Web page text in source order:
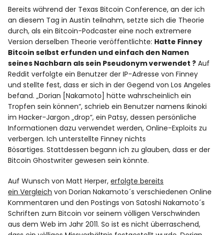
Bereits während der Texas Bitcoin Conference, an der ich
an diesem Tag in Austin teilnahm, setzte sich die Theorie
durch, als ein Bitcoin-Podcaster eine noch extremere
Version derselben Theorie veröffentlichte: Hatte Finney
Bitcoin selbst erfunden und einfach den Namen
seines Nachbarn als sein Pseudonym verwendet ? Auf
Reddit verfolgte ein Benutzer der IP-Adresse von Finney
und stellte fest, dass er sich in der Gegend von Los Angeles
befand. „Dorian [Nakamoto] hätte wahrscheinlich ein
Tropfen sein können“, schrieb ein Benutzer namens Ikinoki
im Hacker-Jargon „drop“, ein Patsy, dessen persönliche
Informationen dazu verwendet werden, Online-Exploits zu
verbergen. Ich unterstellte Finney nichts
Bösartiges. Stattdessen begann ich zu glauben, dass er der
Bitcoin Ghostwriter gewesen sein könnte.
Auf Wunsch von Matt Herper,erfolgte bereits
ein Vergleich von Dorian Nakamoto´s verschiedenen Online
Kommentaren und den Postings von Satoshi Nakamoto´s
Schriften zum Bitcoin vor seinem völligen Verschwinden
aus dem Web im Jahr 2011. So ist es nicht überraschend,